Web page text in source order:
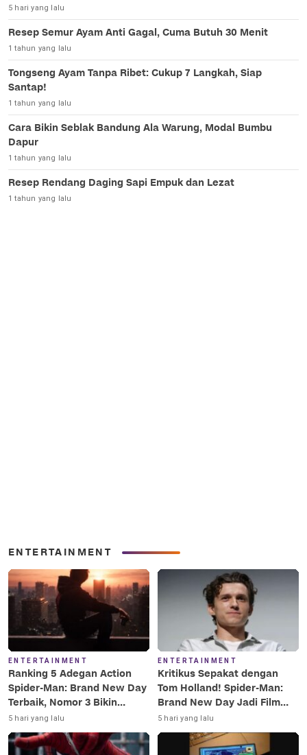
5 hari yang lalu
Resep Semur Ayam Anti Gagal, Cuma Butuh 30 Menit
1 tahun yang lalu
Tongseng Ayam Tanpa Ribet: Cukup 7 Langkah, Siap
Santap!
1 tahun yang lalu
Cara Bikin Seblak Bandung Ala Warung, Modal Bumbu
Dapur
1 tahun yang lalu
Resep Rendang Daging Sapi Empuk dan Lezat
1 tahun yang lalu
ENTERTAINMENT
ENTERTAINMENT
Ranking 5 Adegan Action
Spider-Man: Brand New Day
Terbaik, Nomor 3 Bikin
Terkesima!
5 hari yang lalu
ENTERTAINMENT
Kritikus Sepakat dengan
Tom Holland! Spider-Man:
Brand New Day Jadi Film
Terbaik Era MCU
5 hari yang lalu